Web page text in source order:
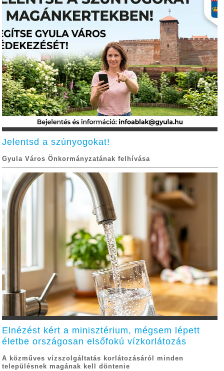
Jelentsd a szúnyogokat!
Gyula Város Önkormányzatának felhívása
Elnézést kért a minisztérium, mégsem lépett
életbe országosan elsőfokú vízkorlátozás
A közműves vízszolgáltatás korlátozásáról minden
településnek magának kell döntenie